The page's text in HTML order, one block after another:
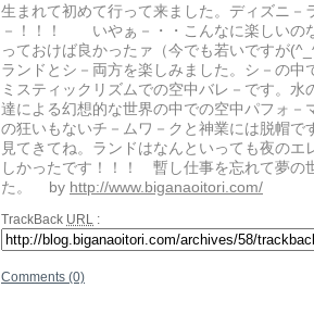
生まれて初めて行って来ました。ディズニ－
－！！！ いやぁ－・・こんなに楽しいの
っておけば良かったァ（今でも若いですが
ランドとシ－両方を楽しみました。シ－の中
ミスティックリズムでの空中バレ－です。水
達による幻想的な世界の中での空中パフォ－
の狂いもないチ－ムワ－クと神業には脱帽で
見てきてね。ランドはなんといっても夜のエ
しかったです！！！ 暫し仕事を忘れて夢の
た。 by http://www.biganaoitori.com/
TrackBack URL :
Comments (0)